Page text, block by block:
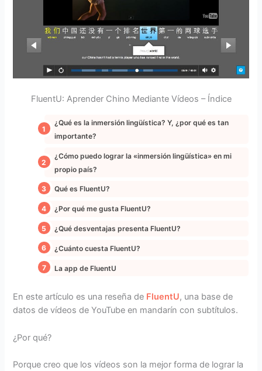
FluentU: Aprender Chino Mediante Vídeos – Índice
¿Qué es la inmersión lingüística? Y, ¿por qué es tan
importante?
¿Cómo puedo lograr la «inmersión lingüística» en mi
propio país?
Qué es FluentU?
¿Por qué me gusta FluentU?
¿Qué desventajas presenta FluentU?
¿Cuánto cuesta FluentU?
La app de FluentU
En este artículo es una reseña de FluentU, una base de
datos de vídeos de YouTube en mandarín con subtítulos.
¿Por qué?
Porque creo que los vídeos son la mejor forma de lograr la